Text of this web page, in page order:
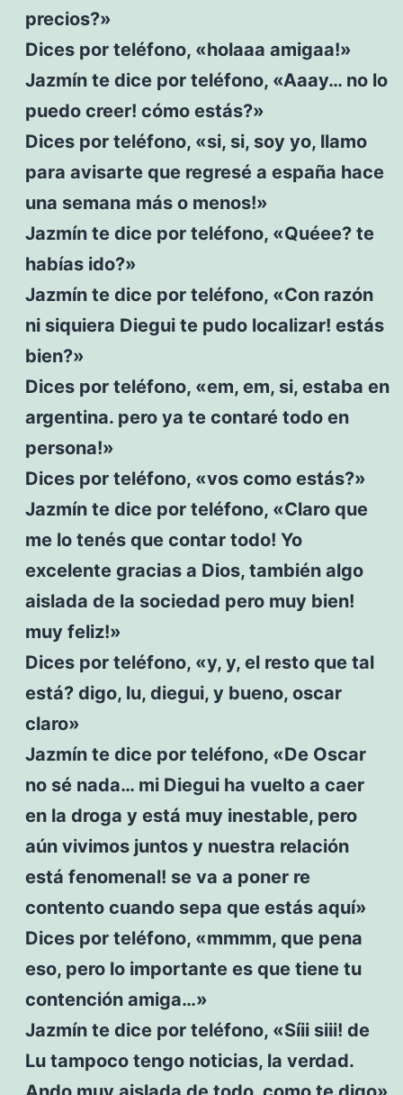
precios?»
Dices por teléfono, «holaaa amigaa!»
Jazmín te dice por teléfono, «Aaay… no lo
puedo creer! cómo estás?»
Dices por teléfono, «si, si, soy yo, llamo
para avisarte que regresé a españa hace
una semana más o menos!»
Jazmín te dice por teléfono, «Quéee? te
habías ido?»
Jazmín te dice por teléfono, «Con razón
ni siquiera Diegui te pudo localizar! estás
bien?»
Dices por teléfono, «em, em, si, estaba en
argentina. pero ya te contaré todo en
persona!»
Dices por teléfono, «vos como estás?»
Jazmín te dice por teléfono, «Claro que
me lo tenés que contar todo! Yo
excelente gracias a Dios, también algo
aislada de la sociedad pero muy bien!
muy feliz!»
Dices por teléfono, «y, y, el resto que tal
está? digo, lu, diegui, y bueno, oscar
claro»
Jazmín te dice por teléfono, «De Oscar
no sé nada… mi Diegui ha vuelto a caer
en la droga y está muy inestable, pero
aún vivimos juntos y nuestra relación
está fenomenal! se va a poner re
contento cuando sepa que estás aquí»
Dices por teléfono, «mmmm, que pena
eso, pero lo importante es que tiene tu
contención amiga…»
Jazmín te dice por teléfono, «Síii siii! de
Lu tampoco tengo noticias, la verdad.